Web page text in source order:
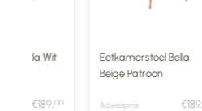
Bella Wit
€189,00
Eetkamerstoel Bella
Beige Patroon
Adviesprijs €189,00